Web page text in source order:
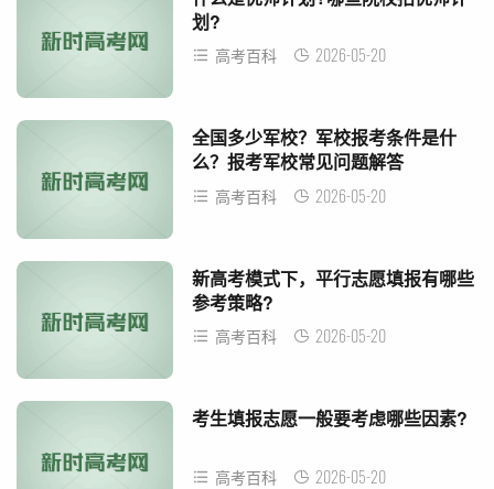
划?
高考百科 2026-05-20
全国多少军校？军校报考条件是什
么？报考军校常见问题解答
高考百科 2026-05-20
新高考模式下，平行志愿填报有哪些
参考策略?
高考百科 2026-05-20
考生填报志愿一般要考虑哪些因素?
高考百科 2026-05-20